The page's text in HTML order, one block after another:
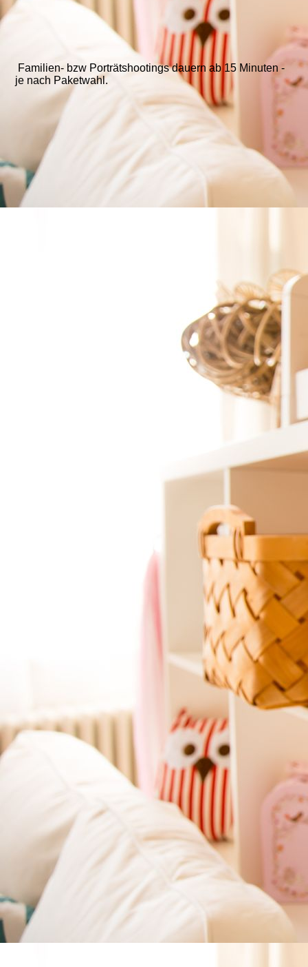
Familien- bzw Porträtshootings dauern ab 15 Minuten -
je nach Paketwahl.